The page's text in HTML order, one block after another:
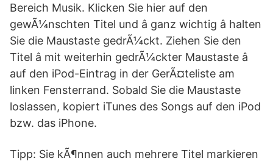
Bereich Musik. Klicken Sie hier auf den
gewÃ¼nschten Titel und â ganz wichtig â halten
Sie die Maustaste gedrÃ¼ckt. Ziehen Sie den
Titel â mit weiterhin gedrÃ¼ckter Maustaste â
auf den iPod-Eintrag in der GerÃ¤teliste am
linken Fensterrand. Sobald Sie die Maustaste
loslassen, kopiert iTunes des Songs auf den iPod
bzw. das iPhone.
Tipp: Sie kÃ¶nnen auch mehrere Titel markieren